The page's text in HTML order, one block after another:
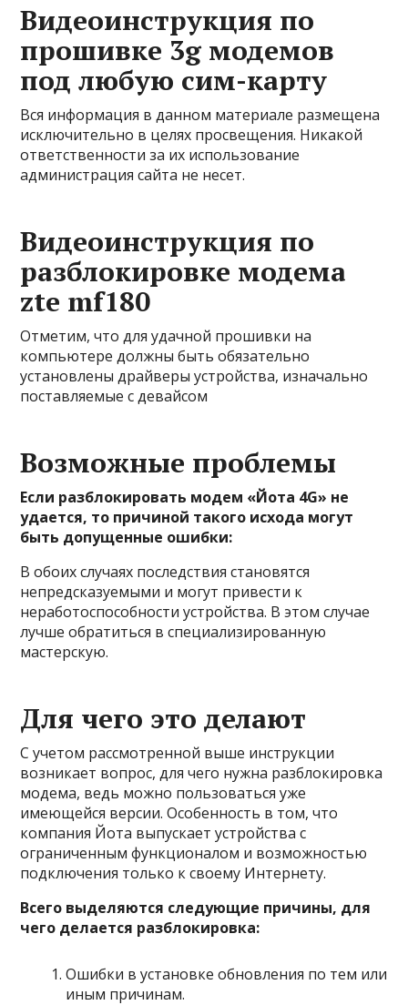
Видеоинструкция по
прошивке 3g модемов
под любую сим-карту
Вся информация в данном материале размещена
исключительно в целях просвещения. Никакой
ответственности за их использование
администрация сайта не несет.
Видеоинструкция по
разблокировке модема
zte mf180
Отметим, что для удачной прошивки на
компьютере должны быть обязательно
установлены драйверы устройства, изначально
поставляемые с девайсом
Возможные проблемы
Если разблокировать модем «Йота 4G» не
удается, то причиной такого исхода могут
быть допущенные ошибки:
В обоих случаях последствия становятся
непредсказуемыми и могут привести к
неработоспособности устройства. В этом случае
лучше обратиться в специализированную
мастерскую.
Для чего это делают
С учетом рассмотренной выше инструкции
возникает вопрос, для чего нужна разблокировка
модема, ведь можно пользоваться уже
имеющейся версии. Особенность в том, что
компания Йота выпускает устройства с
ограниченным функционалом и возможностью
подключения только к своему Интернету.
Всего выделяются следующие причины, для
чего делается разблокировка:
Ошибки в установке обновления по тем или
иным причинам.